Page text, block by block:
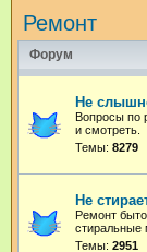
Ремонт
Форум
Не
Вопросы по
и смотреть.
Темы: 8279
Не
Ремонт
стиральные
Темы: 2951